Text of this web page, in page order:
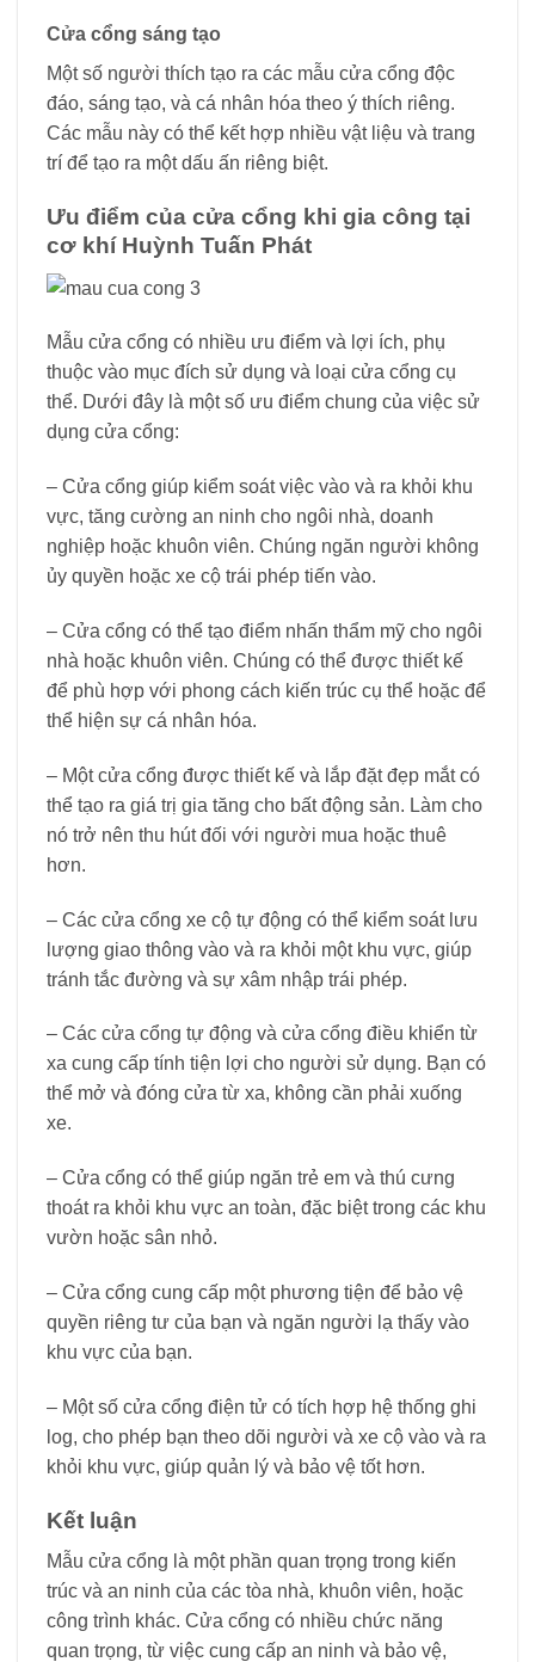
Cửa cổng sáng tạo
Một số người thích tạo ra các mẫu cửa cổng độc
đáo, sáng tạo, và cá nhân hóa theo ý thích riêng.
Các mẫu này có thể kết hợp nhiều vật liệu và trang
trí để tạo ra một dấu ấn riêng biệt.
Ưu điểm của cửa cổng khi gia công tại
cơ khí Huỳnh Tuấn Phát
Mẫu cửa cổng có nhiều ưu điểm và lợi ích, phụ
thuộc vào mục đích sử dụng và loại cửa cổng cụ
thể. Dưới đây là một số ưu điểm chung của việc sử
dụng cửa cổng:
– Cửa cổng giúp kiểm soát việc vào và ra khỏi khu
vực, tăng cường an ninh cho ngôi nhà, doanh
nghiệp hoặc khuôn viên. Chúng ngăn người không
ủy quyền hoặc xe cộ trái phép tiến vào.
– Cửa cổng có thể tạo điểm nhấn thẩm mỹ cho ngôi
nhà hoặc khuôn viên. Chúng có thể được thiết kế
để phù hợp với phong cách kiến trúc cụ thể hoặc để
thể hiện sự cá nhân hóa.
– Một cửa cổng được thiết kế và lắp đặt đẹp mắt có
thể tạo ra giá trị gia tăng cho bất động sản. Làm cho
nó trở nên thu hút đối với người mua hoặc thuê
hơn.
– Các cửa cổng xe cộ tự động có thể kiểm soát lưu
lượng giao thông vào và ra khỏi một khu vực, giúp
tránh tắc đường và sự xâm nhập trái phép.
– Các cửa cổng tự động và cửa cổng điều khiển từ
xa cung cấp tính tiện lợi cho người sử dụng. Bạn có
thể mở và đóng cửa từ xa, không cần phải xuống
xe.
– Cửa cổng có thể giúp ngăn trẻ em và thú cưng
thoát ra khỏi khu vực an toàn, đặc biệt trong các khu
vườn hoặc sân nhỏ.
– Cửa cổng cung cấp một phương tiện để bảo vệ
quyền riêng tư của bạn và ngăn người lạ thấy vào
khu vực của bạn.
– Một số cửa cổng điện tử có tích hợp hệ thống ghi
log, cho phép bạn theo dõi người và xe cộ vào và ra
khỏi khu vực, giúp quản lý và bảo vệ tốt hơn.
Kết luận
Mẫu cửa cổng là một phần quan trọng trong kiến
trúc và an ninh của các tòa nhà, khuôn viên, hoặc
công trình khác. Cửa cổng có nhiều chức năng
quan trọng, từ việc cung cấp an ninh và bảo vệ,